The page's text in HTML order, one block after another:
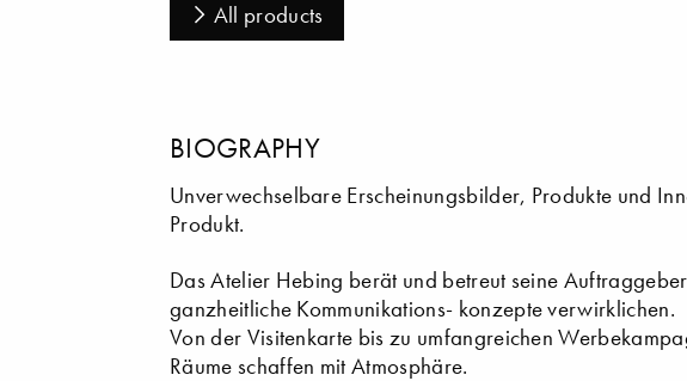
All products
BIOGRAPHY
Unverwechselbare Erscheinungsbilder, Produkte und
Produkt.
Das Atelier Hebing berät und betreut seine
ganzheitliche Kommunikations- konzepte verwirklichen.
Von der Visitenkarte bis zu umfangreichen
Räume schaffen mit Atmosphäre.